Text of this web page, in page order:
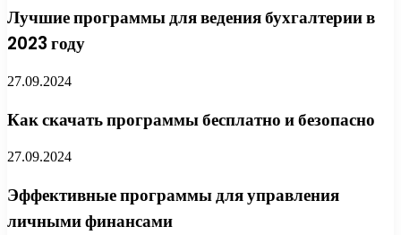
Лучшие программы для ведения бухгалтерии в
2023 году
27.09.2024
Как скачать программы бесплатно и безопасно
27.09.2024
Эффективные программы для управления
личными финансами